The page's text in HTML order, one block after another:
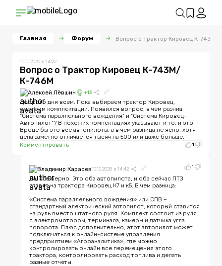
Главная Форум Вопрос о Трактор Кировец К-743М/
10.10.2025 в 14:22
Вопрос о Трактор Кировец К-743М/
К-746М
Алексей Лёвшин +13
Доброго дня всем. Пока выбираем трактор Кировец,
смотрим комплектации. Появился вопрос, в чем разниа
"Система параллельного вождения" и "Система Кировец-
Автопилот"? В похожих компектациях указывают и то, и это.
Вроде бы это все автопилоты, а в чем разница не ясно, хотя
цена заметно отличается тысяч на 500 или даже больше.
Комментировать
1
Владимир Карасев10.10.2025 в 14:42 1
Да, все верно. Это оба автопилота, и оба сейчас ПТЗ
ставят на трактора Кировец К7 и к5. В чем разница:
«Система параллельного вождения» или СПВ –
стандартный электрический автопилот, который ставится
на руль вместо штатного руля. Комплект состоит из руля
с электромотором, терминала, камеры и датчика угла
поворота. Плюс дополнительно, этот автопилот может
подключаться к онлайн-системе управления
предприятием «Агроаналитика», где можно
контролировать онлайн все перемещения этого
трактора, контролировать расход топлива и делать
разные отчеты.